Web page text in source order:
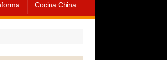
Cocina China